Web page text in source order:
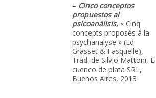
– Cinco conceptos
propuestos al
psicoanálisis,« Cinq
concepts proposés à la
psychanalyse » (Ed.
Grasset & Fasquelle),
Trad. de Silvio Mattoni, El
cuenco de plata SRL,
Buenos Aires, 2013